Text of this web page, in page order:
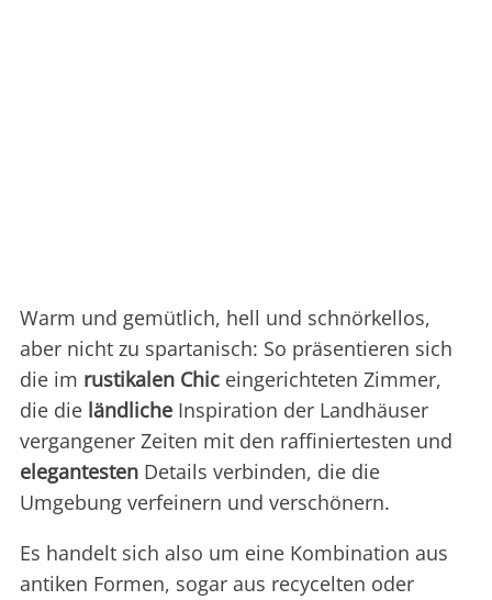
Warm und gemütlich, hell und schnörkellos,
aber nicht zu spartanisch: So präsentieren sich
die im rustikalen Chic eingerichteten Zimmer,
die die ländliche Inspiration der Landhäuser
vergangener Zeiten mit den raffiniertesten und
elegantesten Details verbinden, die die
Umgebung verfeinern und verschönern.
Es handelt sich also um eine Kombination aus
antiken Formen, sogar aus recycelten oder